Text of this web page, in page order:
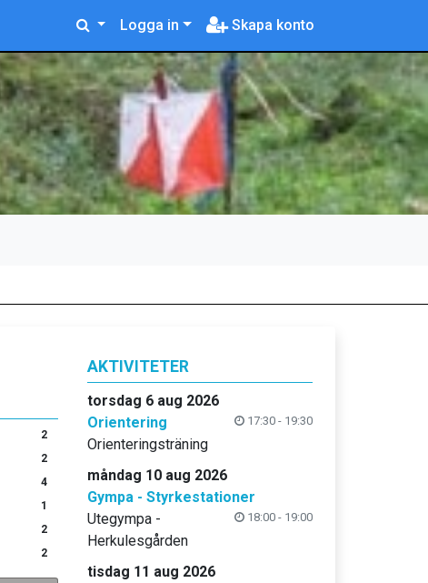
Logga in Skapa konto
2
2
4
1
2
2
AKTIVITETER
torsdag 6 aug 2026
Orientering
17:30 - 19:30
Orienteringsträning
måndag 10 aug 2026
Gympa - Styrkestationer
18:00 - 19:00
Utegympa -
Herkulesgården
tisdag 11 aug 2026